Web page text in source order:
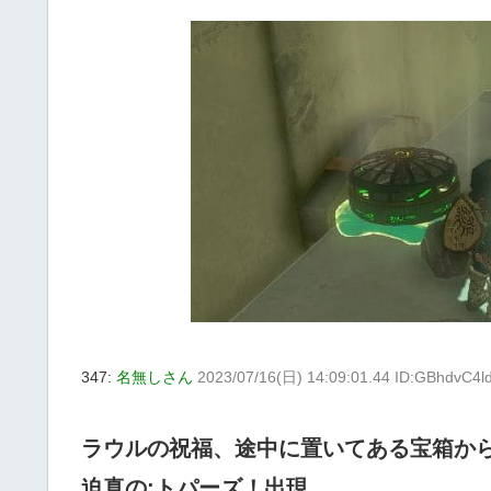
347: 名無しさん 2023/07/16(日) 14:09:01.44
ラウルの祝福、途中に置いてある宝箱か